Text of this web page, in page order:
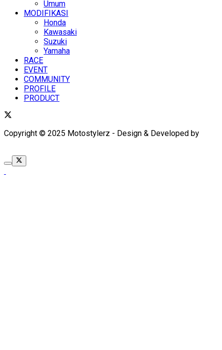
Umum
MODIFIKASI
Honda
Kawasaki
Suzuki
Yamaha
RACE
EVENT
COMMUNITY
PROFILE
PRODUCT
Copyright © 2025 Motostylerz - Design & Developed by